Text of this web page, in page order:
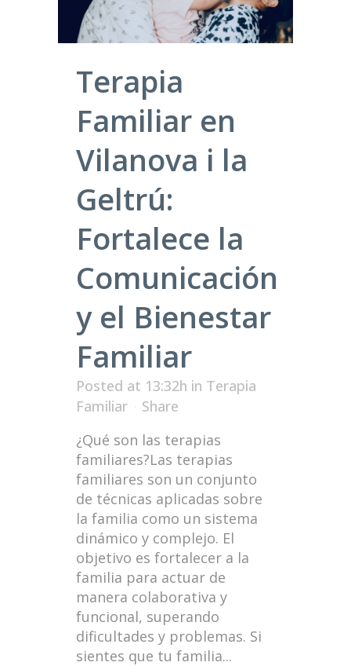
Terapia
Familiar en
Vilanova i la
Geltrú:
Fortalece la
Comunicación
y el Bienestar
Familiar
Posted at 13:32h in Terapia
Familiar
Share
¿Qué son las terapias
familiares?Las terapias
familiares son un conjunto
de técnicas aplicadas sobre
la familia como un sistema
dinámico y complejo. El
objetivo es fortalecer a la
familia para actuar de
manera colaborativa y
funcional, superando
dificultades y problemas. Si
sientes que tu familia...